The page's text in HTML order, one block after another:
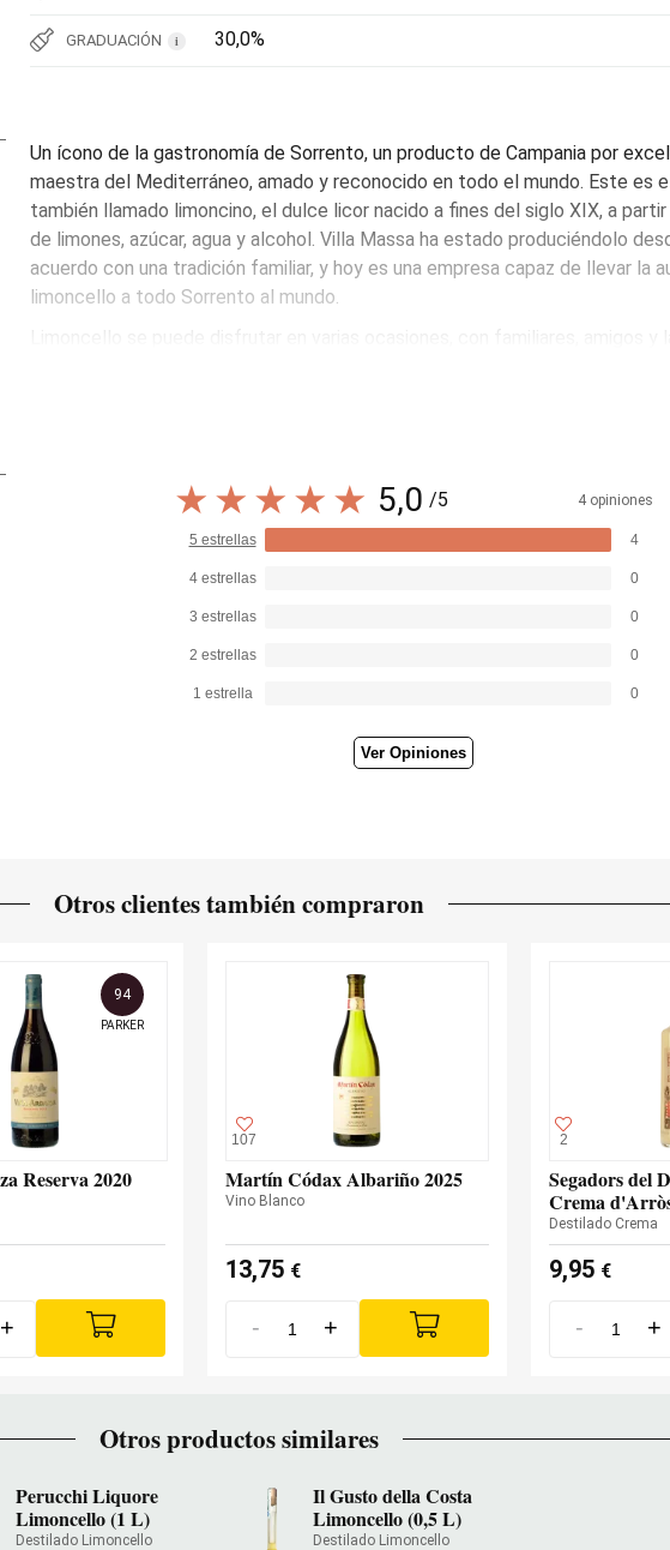
GRADUACIÓN i 30,0%
Un ícono de la gastronomía de Sorrento, un producto de Campania por
maestra del Mediterráneo, amado y reconocido en todo el mundo. Este es
también llamado limoncino, el dulce licor nacido a fines del siglo XIX, a
de limones, azúcar, agua y alcohol. Villa Massa ha estado produciéndolo
acuerdo con una tradición familiar, y hoy es una empresa capaz de llevar la
limoncello a todo Sorrento al mundo.
habitual de probarlo en compañía, como un digestivo refrescante en un
preparación de maravillosos cócteles en los que los sabores mediterráneos
5,0 /5 4 opiniones
5 estrellas 4
4 estrellas 0
3 estrellas 0
2 estrellas 0
1 estrella 0
Ver Opiniones
Otros clientes también compraron
94
PARKER
Reserva 2020
+
107
Martín Códax Albariño 2025
Vino Blanco
13,75 €
- +
2
Segadors del
Crema
Destilado Crema
9,95 €
- +
Otros productos similares
Perucchi Liquore
Limoncello (1 L)
Destilado Limoncello
Il Gusto della Costa
Limoncello (0,5 L)
Destilado Limoncello